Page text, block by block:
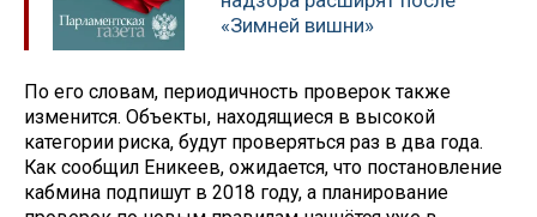
«Зимней вишни»
По его словам, периодичность проверок также
изменится. Объекты, находящиеся в высокой
категории риска, будут проверяться раз в два года.
Как сообщил Еникеев, ожидается, что постановление
кабмина подпишут в 2018 году, а планирование